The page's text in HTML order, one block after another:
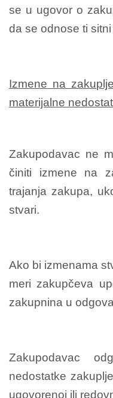
se u ugovor o
da se odnose ti
Izmene na
materijalne
Zakupodavac ne
činiti izmene na
trajanja zakupa,
stvari.
Ako bi izmenama
meri zakupčeva
zakupnina u
Zakupodavac
nedostatke
ugovorenoj ili